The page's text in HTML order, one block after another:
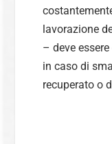
lavorazione
– deve
in caso di
recuperato o